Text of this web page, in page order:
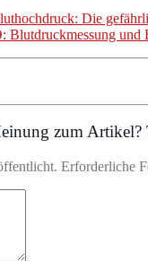
Die
Blutdruckmessung und
zum Artikel?
Erforderliche